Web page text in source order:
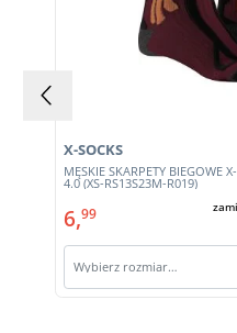
MĘSKIE SKARPETY BIEGOWE
4.0 (XS-RS13S23M-R019)
X-SOCKS
6,99
Wybierz rozmiar…